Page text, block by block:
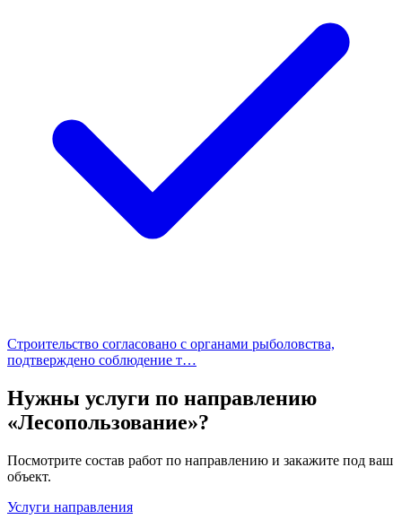
Строительство согласовано с органами рыболовства,
подтверждено соблюдение т…
Нужны услуги по направлению
«Лесопользование»?
Посмотрите состав работ по направлению и закажите под ваш
объект.
Услуги направления